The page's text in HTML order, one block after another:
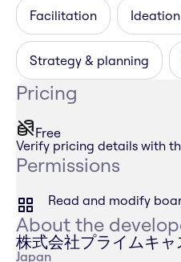
Facilitation
Strategy & planning
Pricing
Free
Verify pricing details with
Permissions
Read and modify
About the
株式会社プライムキャ
Japan